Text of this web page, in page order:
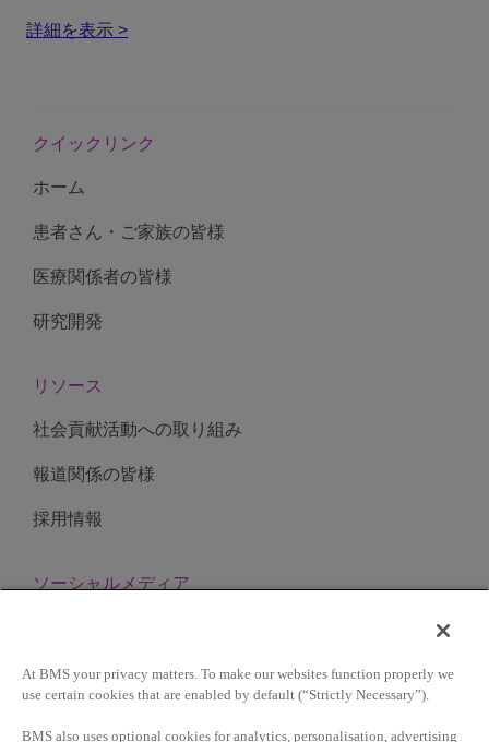
詳細を表示 >
クイックリンク
ホーム
患者さん・ご家族の皆様
医療関係者の皆様
研究開発
リソース
社会貢献活動への取り組み
報道関係の皆様
採用情報
ソーシャルメディア
サイト利用条件
プライバシーポリシー
At BMS your privacy matters. To make our websites function properly we
use certain cookies that are enabled by default (“Strictly Necessary”).
BMS also uses optional cookies for analytics, personalisation, advertising